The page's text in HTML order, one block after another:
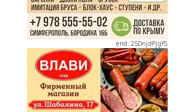
erid: 2SDnjdPjgYS